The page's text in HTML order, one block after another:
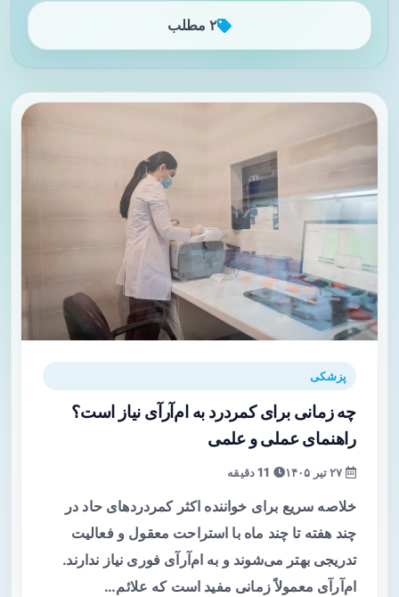
۲ مطلب
پزشکی
چه زمانی برای کمردرد به ام‌آرآی نیاز است؟
راهنمای عملی و علمی
خلاصه سریع برای خواننده اکثر کمردردهای حاد در
چند هفته تا چند ماه با استراحت معقول و فعالیت
تدریجی بهتر می‌شوند و به ام‌آرآی فوری نیاز ندارند.
ام‌آرآی معمولاً زمانی مفید است که علائم…